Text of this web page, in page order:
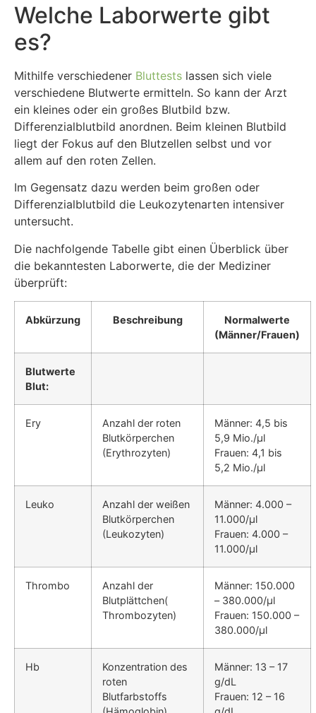
Welche Laborwerte gibt
es?
Mithilfe verschiedener Bluttests lassen sich viele
verschiedene Blutwerte ermitteln. So kann der Arzt
ein kleines oder ein großes Blutbild bzw.
Differenzialblutbild anordnen. Beim kleinen Blutbild
liegt der Fokus auf den Blutzellen selbst und vor
allem auf den roten Zellen.
Im Gegensatz dazu werden beim großen oder
Differenzialblutbild die Leukozytenarten intensiver
untersucht.
Die nachfolgende Tabelle gibt einen Überblick über
die bekanntesten Laborwerte, die der Mediziner
überprüft:
Abkürzung Beschreibung
Normalwerte
(Männer/Frauen)
Blutwerte
Blut:
Ery
Anzahl der roten
Blutkörperchen
(Erythrozyten)
Männer: 4,5 bis
5,9 Mio./µl
Frauen: 4,1 bis
5,2 Mio./µl
Leuko
Anzahl der weißen
Blutkörperchen
(Leukozyten)
Männer: 4.000 –
11.000/µl
Frauen: 4.000 –
11.000/µl
Thrombo
Anzahl der
Blutplättchen(
Thrombozyten)
Männer: 150.000
– 380.000/µl
Frauen: 150.000 –
380.000/µl
Hb
Konzentration des
roten
Blutfarbstoffs
Männer: 13 – 17
g/dL
Frauen: 12 – 16